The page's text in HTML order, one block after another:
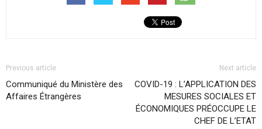
Previous article
Communiqué du Ministère des
Affaires Étrangères
Next article
COVID-19 : L’APPLICATION DES
MESURES SOCIALES ET
ÉCONOMIQUES PRÉOCCUPE LE
CHEF DE L’ETAT